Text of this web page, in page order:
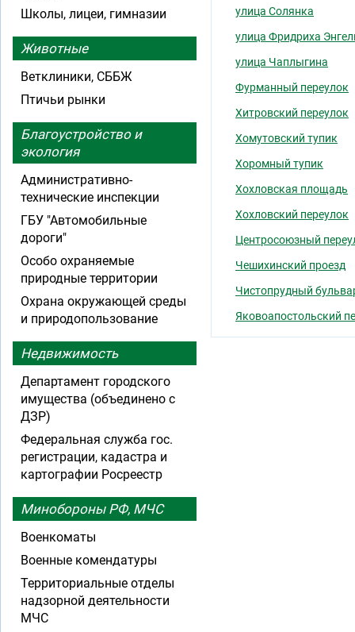
улица Солянка
улица Фридриха
улица Чаплыгина
Фурманный переулок
Хитровский переулок
Хомутовский тупик
Хоромный тупик
Хохловская площадь
Хохловский переулок
Центросоюзный
Чешихинский проезд
Чистопрудный
Яковоапостольский
Школы, лицеи, гимназии
Животные
Ветклиники, СББЖ
Птичьи рынки
Благоустройство и
экология
Административно-
технические инспекции
ГБУ "Автомобильные
дороги"
Особо охраняемые
природные территории
Охрана окружающей среды
и природопользование
Недвижимость
Департамент городского
имущества (объединено с
ДЗР)
Федеральная служба гос.
регистрации, кадастра и
картографии Росреестр
Минобороны РФ, МЧС
Военкоматы
Военные комендатуры
Территориальные отделы
надзорной деятельности
МЧС